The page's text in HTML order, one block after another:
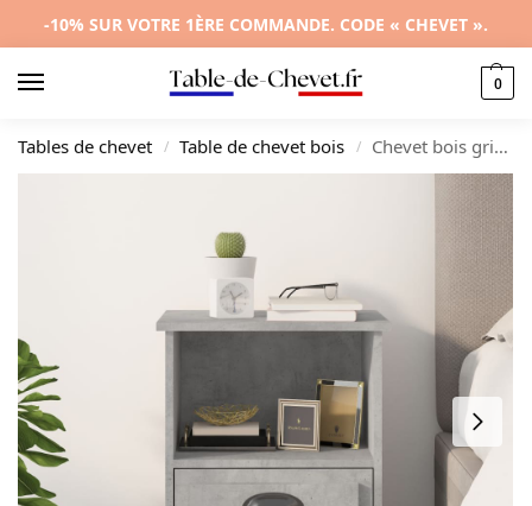
-10% SUR VOTRE 1ÈRE COMMANDE. CODE « CHEVET ».
0
Tables de chevet / Table de chevet bois / Chevet bois gris moderne 3 tiroirs, 43x36x60cm